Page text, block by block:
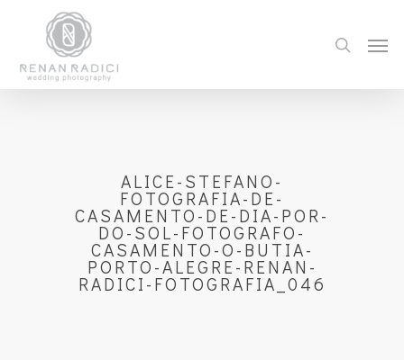
ALICE-STEFANO-
FOTOGRAFIA-DE-
CASAMENTO-DE-DIA-POR-
DO-SOL-FOTOGRAFO-
CASAMENTO-O-BUTIA-
PORTO-ALEGRE-RENAN-
RADICI-FOTOGRAFIA_046